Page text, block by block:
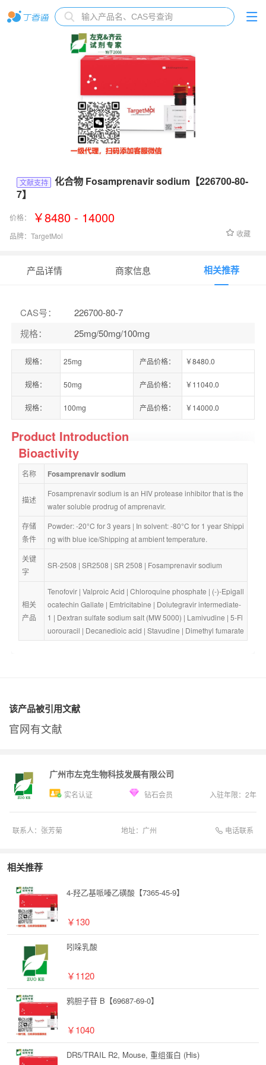
文献支持
化合物 Fosamprenavir sodium【226700-80-
7】
价格： ￥8480 - 14000
品牌： TargetMol 收藏
产品详情 商家信息 相关推荐
CAS号：
226700-80-7
规格： 25mg/50mg/100mg
规格： 25mg 产品价格： ￥8480.0
规格： 50mg 产品价格： ￥11040.0
规格： 100mg 产品价格： ￥14000.0
Product Introduction
Bioactivity
名称 Fosamprenavir sodium
描述
Fosamprenavir sodium is an HIV protease inhibitor that is the
water soluble prodrug of amprenavir.
存储
条件
Powder: -20°C for 3 years | In solvent: -80°C for 1 year Shippi
ng with blue ice/Shipping at ambient temperature.
关键
字
SR-2508 | SR2508 | SR 2508 | Fosamprenavir sodium
相关
产品
Tenofovir | Valproic Acid | Chloroquine phosphate | (-)-Epigall
ocatechin Gallate | Emtricitabine | Dolutegravir intermediate-
1 | Dextran sulfate sodium salt (MW 5000) | Lamivudine | 5-Fl
uorouracil | Decanedioic acid | Stavudine | Dimethyl fumarate
该产品被引用文献
官网有文献
广州市左克生物科技发展有限公司
实名认证 钻石会员 入驻年限： 2年
联系人： 张芳菊 地址： 广州 电话联系
相关推荐
4-羟乙基哌嗪乙磺酸【7365-45-9】
￥130
吲哚乳酸
￥1120
鸦胆子苷 B【69687-69-0】
￥1040
DR5/TRAIL R2, Mouse, 重组蛋白 (His)